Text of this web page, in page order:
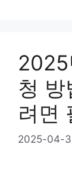
2025
청 방
려면
2025-04-